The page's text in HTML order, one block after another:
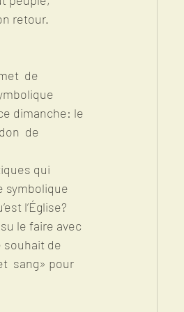
retour.
dimanche: le
de
qui
symbolique
l’Église?
le faire avec
souhait de
sang» pour